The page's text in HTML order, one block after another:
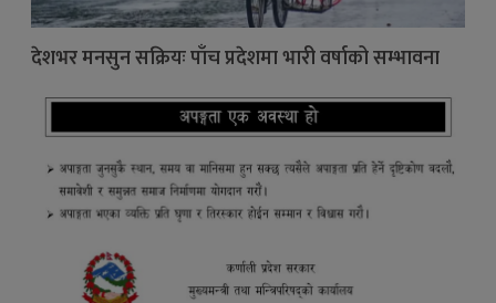
देशभर मनसुन सक्रियः पाँच प्रदेशमा भारी वर्षाको सम्भावना